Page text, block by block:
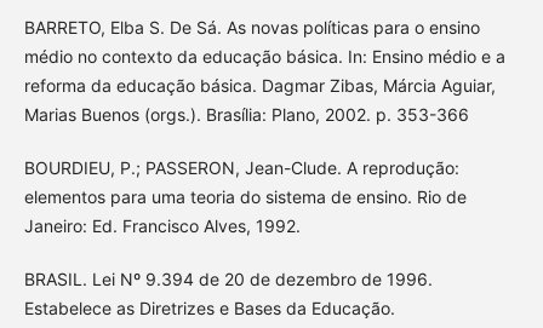
BARRETO, Elba S. De Sá. As novas políticas para o ensino
médio no contexto da educação básica. In: Ensino médio e a
reforma da educação básica. Dagmar Zibas, Márcia Aguiar,
Marias Buenos (orgs.). Brasília: Plano, 2002. p. 353-366
BOURDIEU, P.; PASSERON, Jean-Clude. A reprodução:
elementos para uma teoria do sistema de ensino. Rio de
Janeiro: Ed. Francisco Alves, 1992.
BRASIL. Lei Nº 9.394 de 20 de dezembro de 1996.
Estabelece as Diretrizes e Bases da Educação.